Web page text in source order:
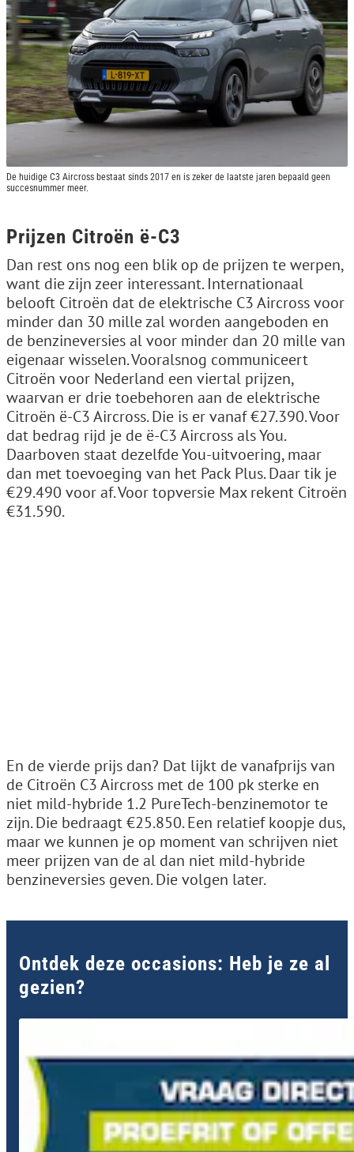
De huidige C3 Aircross bestaat sinds 2017 en is zeker de laatste jaren bepaald geen
succesnummer meer.
Prijzen Citroën ë-C3
Dan rest ons nog een blik op de prijzen te werpen,
want die zijn zeer interessant. Internationaal
belooft Citroën dat de elektrische C3 Aircross voor
minder dan 30 mille zal worden aangeboden en
de benzineversies al voor minder dan 20 mille van
eigenaar wisselen. Vooralsnog communiceert
Citroën voor Nederland een viertal prijzen,
waarvan er drie toebehoren aan de elektrische
Citroën ë-C3 Aircross. Die is er vanaf €27.390. Voor
dat bedrag rijd je de ë-C3 Aircross als You.
Daarboven staat dezelfde You-uitvoering, maar
dan met toevoeging van het Pack Plus. Daar tik je
€29.490 voor af. Voor topversie Max rekent Citroën
€31.590.
En de vierde prijs dan? Dat lijkt de vanafprijs van
de Citroën C3 Aircross met de 100 pk sterke en
niet mild-hybride 1.2 PureTech-benzinemotor te
zijn. Die bedraagt €25.850. Een relatief koopje dus,
maar we kunnen je op moment van schrijven niet
meer prijzen van de al dan niet mild-hybride
benzineversies geven. Die volgen later.
Ontdek deze occasions: Heb je ze al
gezien?